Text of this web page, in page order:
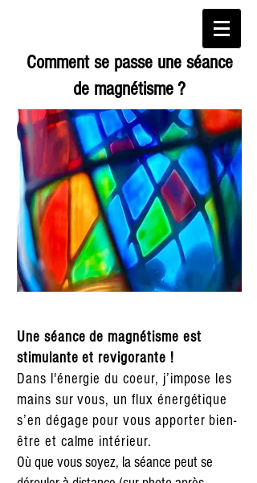
Comment se passe une séance
de magnétisme ?
Une séance de magnétisme est
stimulante et revigorante !
Dans l'énergie du coeur, j’impose les
mains sur vous, un flux énergétique
s’en dégage pour vous apporter bien-
être et calme intérieur.
Où que vous soyez, la séance peut se